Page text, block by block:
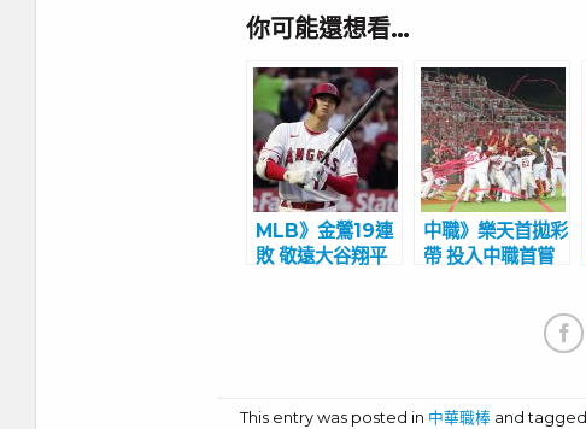
你可能還想看…
MLB》金鶯19連
敗 敬遠大谷翔平
中職》樂天首拋彩
帶 投入中職首嘗
This entry was posted in 中華職棒 and tagged